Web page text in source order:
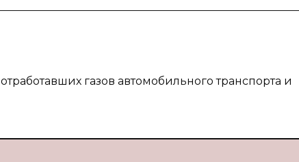
газов автомобильного транспорта и